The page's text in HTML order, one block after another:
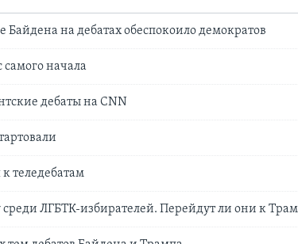
на дебатах обеспокоило демократов
начала
дебаты на CNN
теледебатам
ЛГБТК-избирателей. Перейдут ли они к